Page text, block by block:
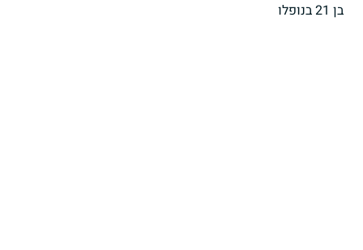
בן 21 בנופלו